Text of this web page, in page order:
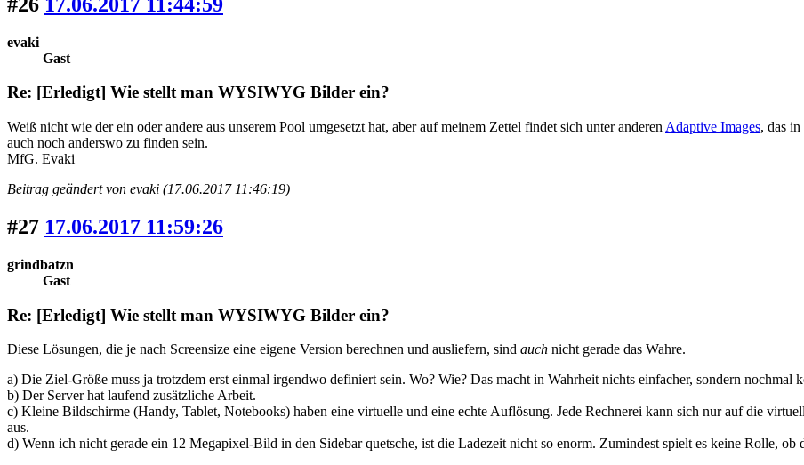
evaki
Gast
Re: [Erledigt] Wie stellt man WYSIWYG Bilder ein?
Weiß nicht wie der ein oder andere aus unserem Pool umgesetzt hat, aber auf meinem Zettel findet sich unter anderen Adaptive Images, das
auch noch anderswo zu finden sein.
MfG. Evaki
Beitrag geändert von evaki (17.06.2017 11:46:19)
#27 17.06.2017 11:59:26
grindbatzn
Gast
Re: [Erledigt] Wie stellt man WYSIWYG Bilder ein?
Diese Lösungen, die je nach Screensize eine eigene Version berechnen und ausliefern, sind auch nicht gerade das Wahre.
a) Die Ziel-Größe muss ja trotzdem erst einmal irgendwo definiert sein. Wo? Wie? Das macht in Wahrheit nichts einfacher, sondern nochmal
b) Der Server hat laufend zusätzliche Arbeit.
c) Kleine Bildschirme (Handy, Tablet, Notebooks) haben eine virtuelle und eine echte Auflösung. Jede Rechnerei kann sich nur auf die
aus.
d) Wenn ich nicht gerade ein 12 Megapixel-Bild in den Sidebar quetsche, ist die Ladezeit nicht so enorm. Zumindest spielt es keine Rolle,